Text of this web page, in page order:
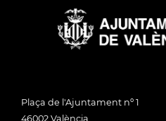
Plaça de l'Ajuntament nº 1
46002 València